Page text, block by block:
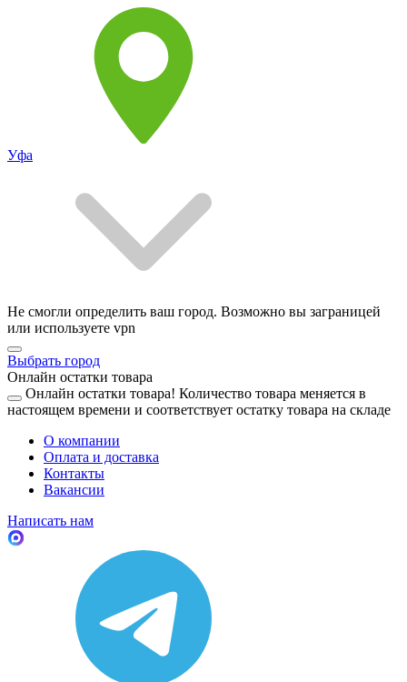
Уфа
Не смогли определить ваш город. Возможно вы заграницей
или используете vpn
Выбрать город
Онлайн остатки товара
Онлайн остатки товара! Количество товара меняется в
настоящем времени и соответствует остатку товара на складе
О компании
Оплата и доставка
Контакты
Вакансии
Написать нам